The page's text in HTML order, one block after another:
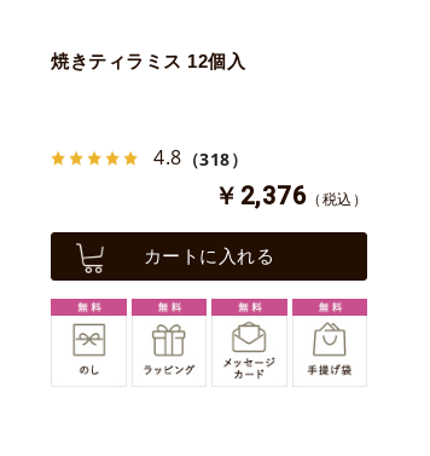
焼きティラミス 12個入
4.8 （318）
￥2,376 （税込）
カートに入れる